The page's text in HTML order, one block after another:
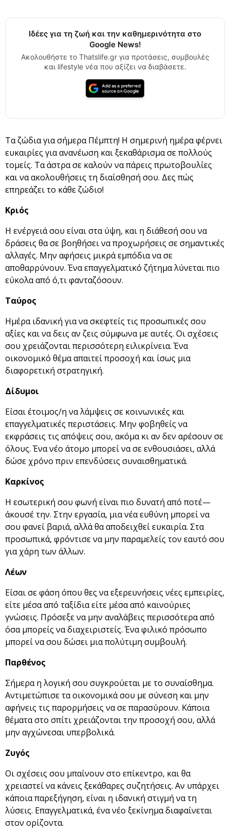
Ιδέες για τη ζωή και την καθημερινότητα στο
Google News!
Ακολουθήστε το Thatslife.gr για προτάσεις, συμβουλές
και lifestyle νέα που αξίζει να διαβάσετε.
Τα ζώδια για σήμερα Πέμπτη! Η σημερινή ημέρα φέρνει
ευκαιρίες για ανανέωση και ξεκαθάρισμα σε πολλούς
τομείς. Τα άστρα σε καλούν να πάρεις πρωτοβουλίες
και να ακολουθήσεις τη διαίσθησή σου. Δες πώς
επηρεάζει το κάθε ζώδιο!
Κριός
Η ενέργειά σου είναι στα ύψη, και η διάθεσή σου να
δράσεις θα σε βοηθήσει να προχωρήσεις σε σημαντικές
αλλαγές. Μην αφήσεις μικρά εμπόδια να σε
αποθαρρύνουν. Ένα επαγγελματικό ζήτημα λύνεται πιο
εύκολα από ό,τι φανταζόσουν.
Ταύρος
Ημέρα ιδανική για να σκεφτείς τις προσωπικές σου
αξίες και να δεις αν ζεις σύμφωνα με αυτές. Οι σχέσεις
σου χρειάζονται περισσότερη ειλικρίνεια. Ένα
οικονομικό θέμα απαιτεί προσοχή και ίσως μια
διαφορετική στρατηγική.
Δίδυμοι
Είσαι έτοιμος/η να λάμψεις σε κοινωνικές και
επαγγελματικές περιστάσεις. Μην φοβηθείς να
εκφράσεις τις απόψεις σου, ακόμα κι αν δεν αρέσουν σε
όλους. Ένα νέο άτομο μπορεί να σε ενθουσιάσει, αλλά
δώσε χρόνο πριν επενδύσεις συναισθηματικά.
Καρκίνος
Η εσωτερική σου φωνή είναι πιο δυνατή από ποτέ—
άκουσέ την. Στην εργασία, μια νέα ευθύνη μπορεί να
σου φανεί βαριά, αλλά θα αποδειχθεί ευκαιρία. Στα
προσωπικά, φρόντισε να μην παραμελείς τον εαυτό σου
για χάρη των άλλων.
Λέων
Είσαι σε φάση όπου θες να εξερευνήσεις νέες εμπειρίες,
είτε μέσα από ταξίδια είτε μέσα από καινούριες
γνώσεις. Πρόσεξε να μην αναλάβεις περισσότερα από
όσα μπορείς να διαχειριστείς. Ένα φιλικό πρόσωπο
μπορεί να σου δώσει μια πολύτιμη συμβουλή.
Παρθένος
Σήμερα η λογική σου συγκρούεται με το συναίσθημα.
Αντιμετώπισε τα οικονομικά σου με σύνεση και μην
αφήνεις τις παρορμήσεις να σε παρασύρουν. Κάποια
θέματα στο σπίτι χρειάζονται την προσοχή σου, αλλά
μην αγχώνεσαι υπερβολικά.
Ζυγός
Οι σχέσεις σου μπαίνουν στο επίκεντρο, και θα
χρειαστεί να κάνεις ξεκάθαρες συζητήσεις. Αν υπάρχει
κάποια παρεξήγηση, είναι η ιδανική στιγμή να τη
λύσεις. Επαγγελματικά, ένα νέο ξεκίνημα διαφαίνεται
στον ορίζοντα.